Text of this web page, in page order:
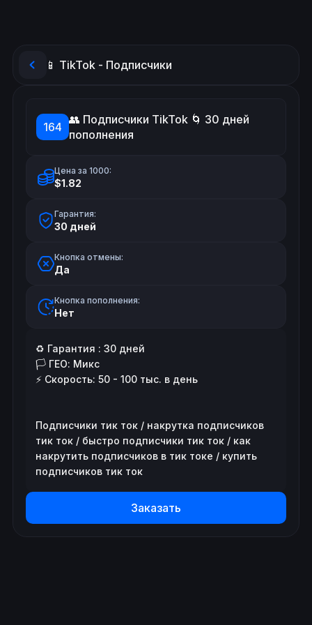
📱 TikTok - Подписчики
164
👥 Подписчики TikTok 🌀 30 дней
пополнения
Цена за 1000:
$1.82
Гарантия:
30 дней
Кнопка отмены:
Да
Кнопка пополнения:
Нет
♻️ Гарантия : 30 дней
🏳️ ГЕО: Микс
⚡️ Скорость: 50 - 100 тыс. в день
Подписчики тик ток / накрутка подписчиков
тик ток / быстро подписчики тик ток / как
накрутить подписчиков в тик токе / купить
подписчиков тик ток
Заказать